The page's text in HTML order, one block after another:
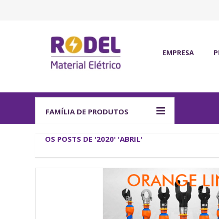
EMPRESA
Certificações
Qualidade, ambiente
Política de
Grupo Três60
FAMÍLIA DE PRODUTOS
OS POSTS DE '2020' 'ABRIL'